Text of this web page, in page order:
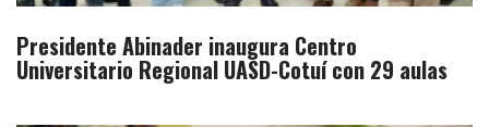
Presidente Abinader inaugura Centro
Universitario Regional UASD-Cotuí con 29 aulas